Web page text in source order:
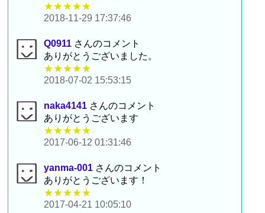
★★★★★
2018-11-29 17:37:46
Q0911 さんのコメント
ありがとうございました。
★★★★★
2018-07-02 15:53:15
naka4141 さんのコメント
ありがとうございます
★★★★★
2017-06-12 01:31:46
yanma-001 さんのコメント
ありがとうございます！
★★★★★
2017-04-21 10:05:10